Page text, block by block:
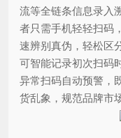
流等全链条信息录入
者只需手机轻轻扫码
速辨别真伪，轻松区
可智能记录初次扫码
异常扫码自动预警，
货乱象，规范品牌市